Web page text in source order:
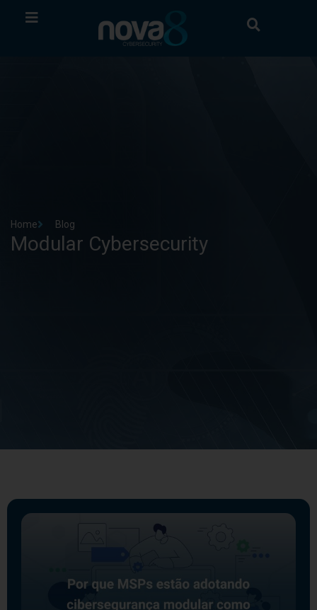
Home Blog
Modular Cybersecurity